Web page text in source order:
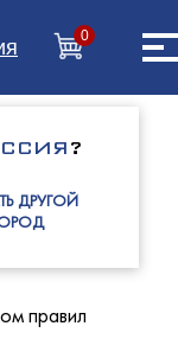
?
ДРУГОЙ
0
правил